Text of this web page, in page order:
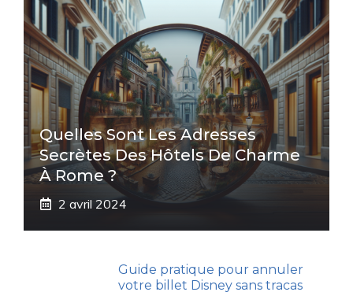
Quelles Sont Les Adresses
Secrètes Des Hôtels De Charme
À Rome ?
2 avril 2024
Guide pratique pour annuler
votre billet Disney sans tracas